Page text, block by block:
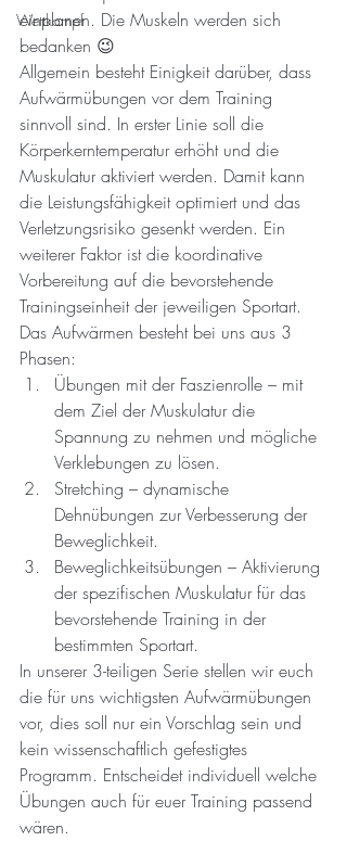
Wettkampf
einplanen. Die Muskeln werden sich
bedanken 😉
Allgemein besteht Einigkeit darüber, dass
Aufwärmübungen vor dem Training
sinnvoll sind. In erster Linie soll die
Körperkerntemperatur erhöht und die
Muskulatur aktiviert werden. Damit kann
die Leistungsfähigkeit optimiert und das
Verletzungsrisiko gesenkt werden. Ein
weiterer Faktor ist die koordinative
Vorbereitung auf die bevorstehende
Trainingseinheit der jeweiligen Sportart.
Das Aufwärmen besteht bei uns aus 3
Phasen:
Übungen mit der Faszienrolle – mit
dem Ziel der Muskulatur die
Spannung zu nehmen und mögliche
Verklebungen zu lösen.
Stretching – dynamische
Dehnübungen zur Verbesserung der
Beweglichkeit.
Beweglichkeitsübungen – Aktivierung
der spezifischen Muskulatur für das
bevorstehende Training in der
bestimmten Sportart.
In unserer 3-teiligen Serie stellen wir euch
die für uns wichtigsten Aufwärmübungen
vor, dies soll nur ein Vorschlag sein und
kein wissenschaftlich gefestigtes
Programm. Entscheidet individuell welche
Übungen auch für euer Training passend
wären.